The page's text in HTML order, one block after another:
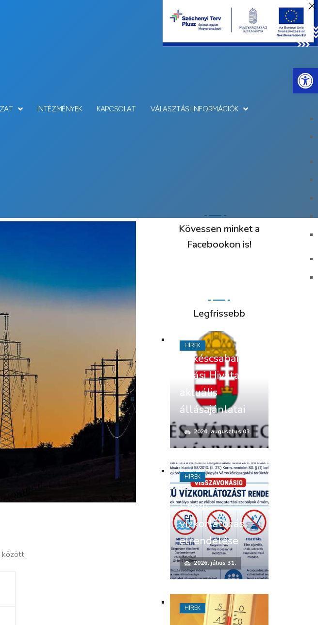
INTÉZMÉNYEK KAPCSOLAT VÁLASZTÁSI INFORMÁCIÓK
között.
Kövessen minket a
Facebookon is!
Legfrissebb
Békéscsabai
Járási Hivatal
aktuális
állásajánlatai
2026. augusztus 03.
HÍREK
I. fokú
vízkorlátozás
elrendelése
2026. július 31.
HÍREK
HÍREK